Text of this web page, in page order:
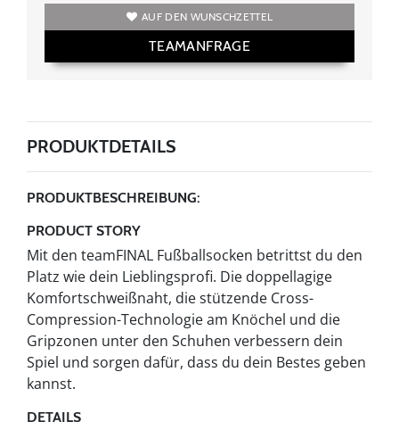
AUF DEN WUNSCHZETTEL
TEAMANFRAGE
PRODUKTDETAILS
PRODUKTBESCHREIBUNG:
PRODUCT STORY
Mit den teamFINAL Fußballsocken betrittst du den
Platz wie dein Lieblingsprofi. Die doppellagige
Komfortschweißnaht, die stützende Cross-
Compression-Technologie am Knöchel und die
Gripzonen unter den Schuhen verbessern dein
Spiel und sorgen dafür, dass du dein Bestes geben
kannst.
DETAILS